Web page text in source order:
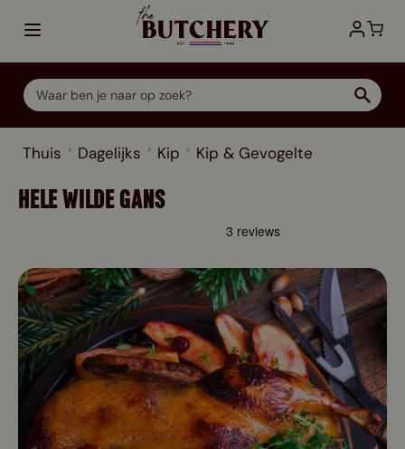
Thuis Dagelijks Kip Kip & Gevogelte
HELE WILDE GANS